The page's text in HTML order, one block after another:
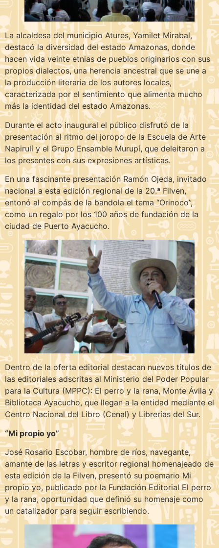
La alcaldesa del municipio Atures, Yamilet Mirabal,
destacó la diversidad del estado Amazonas, donde
hacen vida veinte etnias de pueblos originarios con sus
propios dialectos, una herencia ancestral que se une a
la producción literaria de los autores locales,
caracterizada por el sentimiento que alimenta mucho
más la identidad del estado Amazonas.
Durante el acto inaugural el público disfrutó de la
presentación al ritmo del joropo de la Escuela de Arte
Napirulí y el Grupo Ensamble Murupí, que deleitaron a
los presentes con sus expresiones artísticas.
En una fascinante presentación Ramón Ojeda, invitado
nacional a esta edición regional de la 20.ª Filven,
entonó al compás de la bandola el tema “Orinoco”,
como un regalo por los 100 años de fundación de la
ciudad de Puerto Ayacucho.
Dentro de la oferta editorial destacan nuevos títulos de
las editoriales adscritas al Ministerio del Poder Popular
para la Cultura (MPPC): El perro y la rana, Monte Ávila y
Biblioteca Ayacucho, que llegan a la entidad mediante el
Centro Nacional del Libro (Cenal) y Librerías del Sur.
“Mi propio yo”
José Rosario Escobar, hombre de ríos, navegante,
amante de las letras y escritor regional homenajeado de
esta edición de la Filven, presentó su poemario Mi
propio yo, publicado por la Fundación Editorial El perro
y la rana, oportunidad que definió su homenaje como
un catalizador para seguir escribiendo.